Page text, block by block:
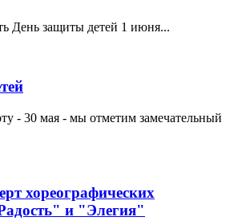
День защиты детей 1 июня...
- 30 мая - мы отметим замечательный
хореографических
и "Элегия"